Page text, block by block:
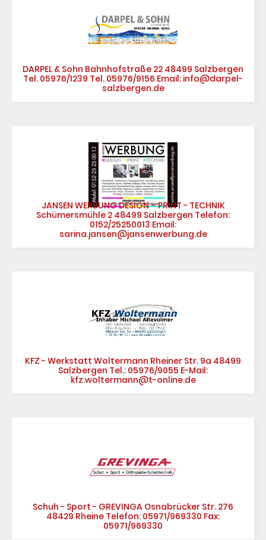
DARPEL & Sohn Bahnhofstraße 22 48499 Salzbergen
Tel. 05976/1239 Tel. 05976/9156 Email: info@darpel-
salzbergen.de
JANSEN WERBUNG DESIGN – PRINT - TECHNIK
Schümersmühle 2 48499 Salzbergen Telefon:
0152/25250013 Email:
sarina.jansen@jansenwerbung.de
KFZ - Werkstatt Woltermann Rheiner Str. 9a 48499
Salzbergen Tel.: 05976/9055 E-Mail:
kfz.woltermann@t-online.de
Schuh - Sport - GREVINGA Osnabrücker Str. 276
48429 Rheine Telefon: 05971/969330 Fax:
05971/969330